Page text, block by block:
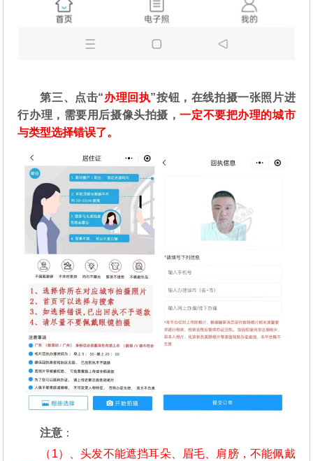
第三、点击“办理回执”按钮，在线拍摄一张照片进
行办理，需要用后摄像头拍摄，一定不要把办理的城市
与类型选择错误了。
注意 ：
（1）、头发不能遮挡耳朵、眉毛、肩膀，不能佩戴